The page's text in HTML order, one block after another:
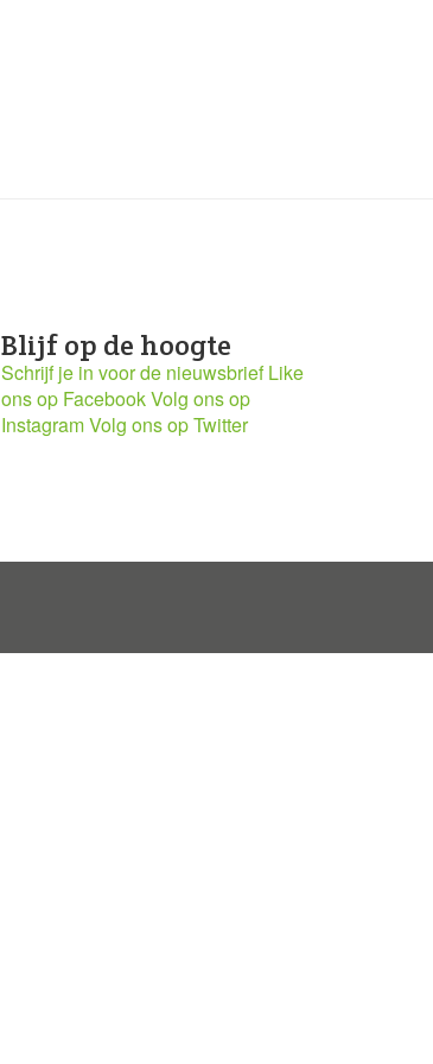
Blijf op de hoogte
Schrijf je in voor de nieuwsbrief Like
ons op FacebookVolg ons op
InstagramVolg ons op Twitter